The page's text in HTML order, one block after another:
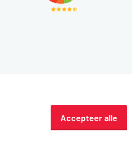
Accepteer alle